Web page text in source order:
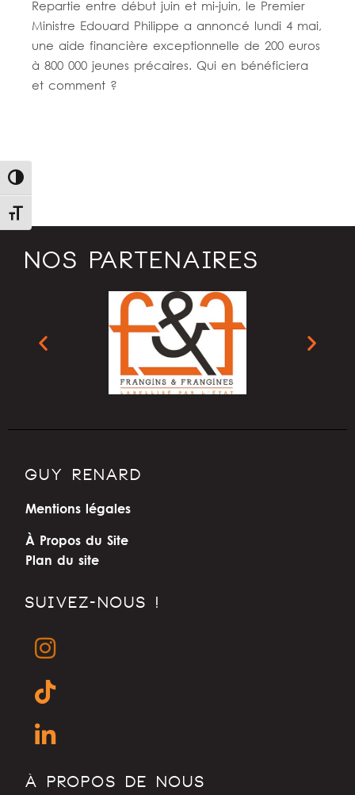
Passer en contraste élevé
Changer la taille de la police
Repartie entre début juin et mi-juin, le Premier
Ministre Edouard Philippe a annoncé lundi 4 mai,
une aide financière exceptionnelle de 200 euros
à 800 000 jeunes précaires. Qui en bénéficiera
et comment ?
NOS PARTENAIRES
GUY RENARD
Mentions légales
À Propos du Site
Plan du site
SUIVEZ-NOUS !
À PROPOS DE NOUS